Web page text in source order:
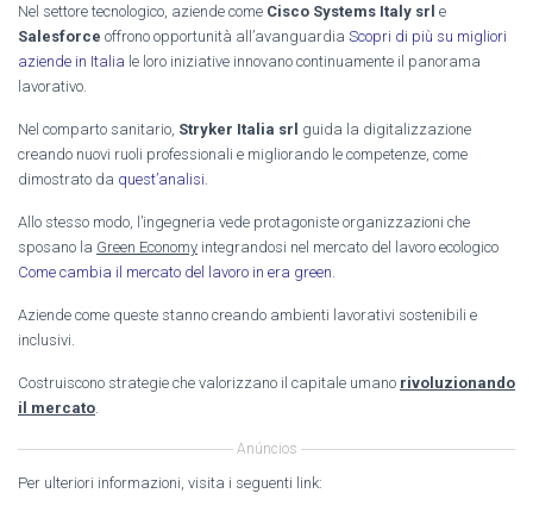
Nel settore tecnologico, aziende come Cisco Systems Italy srl e
Salesforce offrono opportunità all’avanguardia Scopri di più su migliori
aziende in Italia le loro iniziative innovano continuamente il panorama
lavorativo.
Nel comparto sanitario, Stryker Italia srl guida la digitalizzazione
creando nuovi ruoli professionali e migliorando le competenze, come
dimostrato da quest’analisi.
Allo stesso modo, l’ingegneria vede protagoniste organizzazioni che
sposano la Green Economy integrandosi nel mercato del lavoro ecologico
Come cambia il mercato del lavoro in era green
Aziende come queste stanno creando ambienti lavorativi sostenibili e
inclusivi.
Costruiscono strategie che valorizzano il capitale umano rivoluzionando
il mercato
Anúncios
Per ulteriori informazioni, visita i seguenti link: